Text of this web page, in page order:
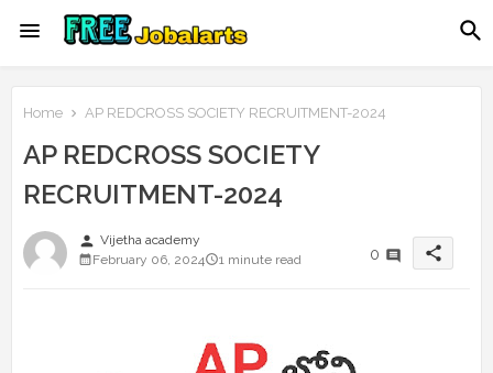
Home AP REDCROSS SOCIETY RECRUITMENT-2024
AP REDCROSS SOCIETY
RECRUITMENT-2024
person Vijetha academy
February 06, 2024
1 minute read 0 share